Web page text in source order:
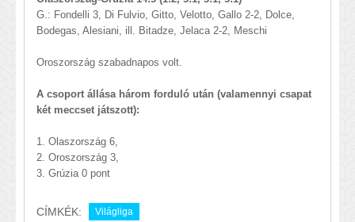
G.: Fondelli 3, Di Fulvio, Gitto, Velotto, Gallo 2-2, Dolce,
Bodegas, Alesiani, ill. Bitadze, Jelaca 2-2, Meschi
Oroszország szabadnapos volt.
A csoport állása három forduló után (valamennyi csapat
két meccset játszott):
1. Olaszország 6,
2. Oroszország 3,
3. Grúzia 0 pont
CÍMKÉK: Világliga